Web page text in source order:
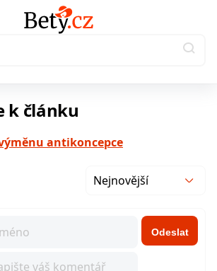
k článku
antikoncepce
Nejnovější
Odeslat